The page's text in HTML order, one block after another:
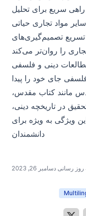
سریع برای تحلیل
مواد تجاری حیاتی
تسریع تصمیم‌گیری‌های
دینی و فلسفی
جای خود را پیدا
مانند کتاب مقدس،
در تاریخچه دینی،
ویژگی به ویژه برای
دانشمندان
روز رسانی دسامبر 26, 2023